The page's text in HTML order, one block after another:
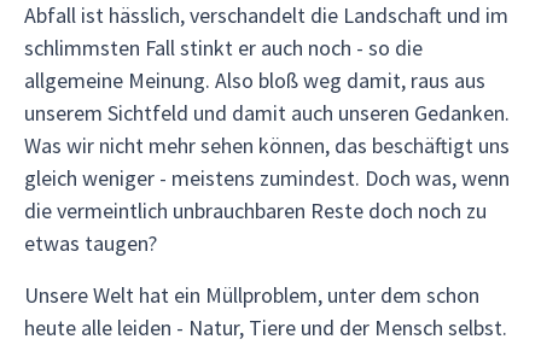
Abfall ist hässlich, verschandelt die Landschaft und im
schlimmsten Fall stinkt er auch noch - so die
allgemeine Meinung. Also bloß weg damit, raus aus
unserem Sichtfeld und damit auch unseren Gedanken.
Was wir nicht mehr sehen können, das beschäftigt uns
gleich weniger - meistens zumindest. Doch was, wenn
die vermeintlich unbrauchbaren Reste doch noch zu
etwas taugen?
Unsere Welt hat ein Müllproblem, unter dem schon
heute alle leiden - Natur, Tiere und der Mensch selbst.